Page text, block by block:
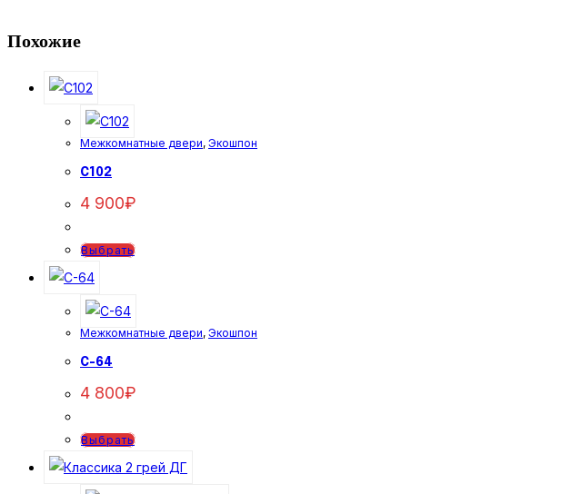
Похожие
Межкомнатные двери, Экошпон
C102
4 900₽
ВыбратьЭтот
вариаций.
товара.
Межкомнатные двери, Экошпон
C-64
4 800₽
ВыбратьЭтот
товар